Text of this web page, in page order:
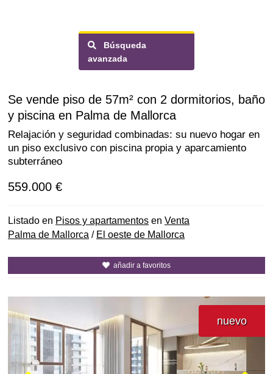
Búsqueda
avanzada
Se vende piso de 57m² con 2 dormitorios, baño
y piscina en Palma de Mallorca
Relajación y seguridad combinadas: su nuevo hogar en
un piso exclusivo con piscina propia y aparcamiento
subterráneo
559.000 €
Listado en Pisos y apartamentos en Venta
Palma de Mallorca / El oeste de Mallorca
añadir a favoritos
nuevo